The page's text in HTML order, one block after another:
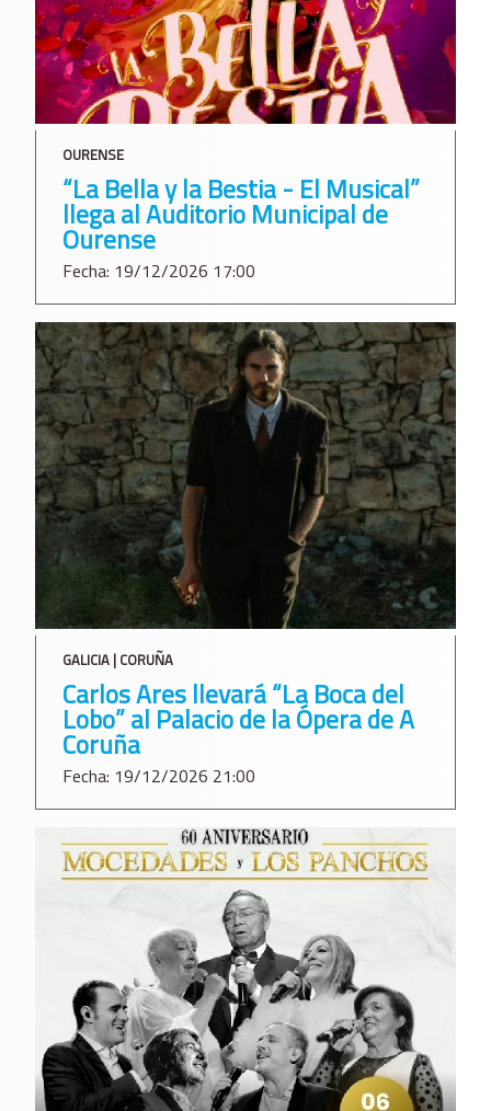
OURENSE
“La Bella y la Bestia - El Musical”
llega al Auditorio Municipal de
Ourense
Fecha: 19/12/2026 17:00
GALICIA | CORUÑA
Carlos Ares llevará “La Boca del
Lobo” al Palacio de la Ópera de A
Coruña
Fecha: 19/12/2026 21:00